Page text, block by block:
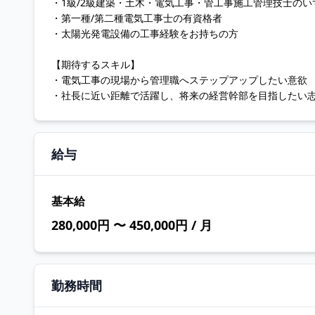
・第一種/第二種電気工事士の有資格者
・太陽光発電設備の工事経験をお持ちの方
【期待するスキル】
・電気工事の現場から管理職へステップアップしたい意欲
・社長に近い距離で活躍し、将来の経営幹部を目指したい
給与
基本給
280,000円 〜 450,000円 / 月
勤務時間